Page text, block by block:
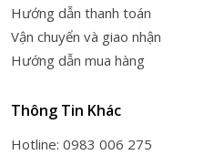
Hướng dẫn thanh toán
Vận chuyển và giao nhận
Hướng dẫn mua hàng
Thông Tin Khác
Hotline: 0983 006 275